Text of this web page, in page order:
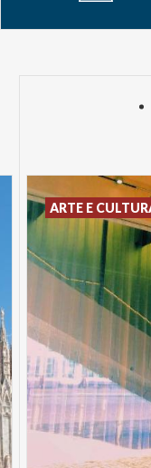
Venerdì 23
- Milano, Lime: via
- Inizio concerti h.
DES ROCS
Europe 2026
Special guest:
Biglietti
Posto Unico€
ARTE E